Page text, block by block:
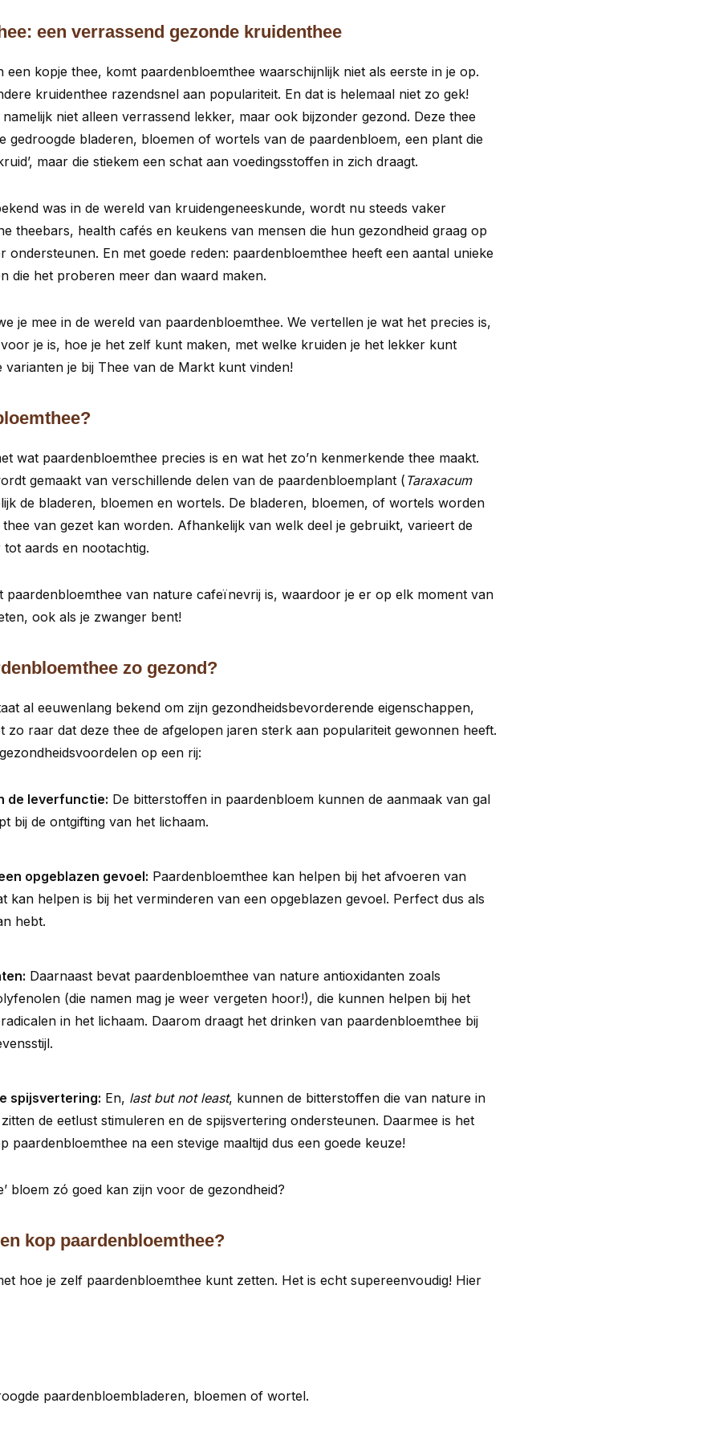
een verrassend gezonde kruidenthee
een kopje thee, komt paardenbloemthee waarschijnlijk niet als eerste in je op.
kruidenthee razendsnel aan populariteit. En dat is helemaal niet zo gek!
niet alleen verrassend lekker, maar ook bijzonder gezond. Deze thee
gedroogde bladeren, bloemen of wortels van de paardenbloem, een plant die
maar die stiekem een schat aan voedingsstoffen in zich draagt.
was in de wereld van kruidengeneeskunde, wordt nu steeds vaker
theebars, health cafés en keukens van mensen die hun gezondheid graag op
ondersteunen. En met goede reden: paardenbloemthee heeft een aantal unieke
die het proberen meer dan waard maken.
je mee in de wereld van paardenbloemthee. We vertellen je wat het precies is,
je is, hoe je het zelf kunt maken, met welke kruiden je het lekker kunt
je bij Thee van de Markt kunt vinden!
wat paardenbloemthee precies is en wat het zo’n kenmerkende thee maakt.
gemaakt van verschillende delen van de paardenbloemplant ( Taraxacum
de bladeren, bloemen en wortels. De bladeren, bloemen, of wortels worden
van gezet kan worden. Afhankelijk van welk deel je gebruikt, varieert de
aards en nootachtig.
paardenbloemthee van nature cafeïnevrij is, waardoor je er op elk moment van
ook als je zwanger bent!
zo gezond?
al eeuwenlang bekend om zijn gezondheidsbevorderende eigenschappen,
zo raar dat deze thee de afgelopen jaren sterk aan populariteit gewonnen heeft.
op een rij:
de leverfunctie: De bitterstoffen in paardenbloem kunnen de aanmaak van gal
bij de ontgifting van het lichaam.
opgeblazen gevoel: Paardenbloemthee kan helpen bij het afvoeren van
kan helpen is bij het verminderen van een opgeblazen gevoel. Perfect dus als
hebt.
Daarnaast bevat paardenbloemthee van nature antioxidanten zoals
(die namen mag je weer vergeten hoor!), die kunnen helpen bij het
in het lichaam. Daarom draagt het drinken van paardenbloemthee bij
spijsvertering: En, last but not least, kunnen de bitterstoffen die van nature in
de eetlust stimuleren en de spijsvertering ondersteunen. Daarmee is het
paardenbloemthee na een stevige maaltijd dus een goede keuze!
bloem zó goed kan zijn voor de gezondheid?
kop paardenbloemthee?
hoe je zelf paardenbloemthee kunt zetten. Het is echt supereenvoudig! Hier
paardenbloembladeren, bloemen of wortel.